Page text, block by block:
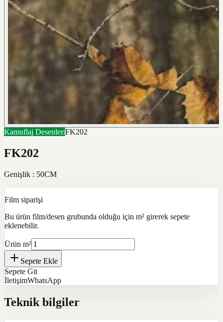
Kamuflaj DesenleriFK202
FK202
Genişlik : 50CM
Film siparişi
Bu ürün film/desen grubunda olduğu için m² girerek sepete
eklenebilir.
Ürün m²
Sepete Ekle
Sepete Git
İletişimWhatsApp
Teknik bilgiler